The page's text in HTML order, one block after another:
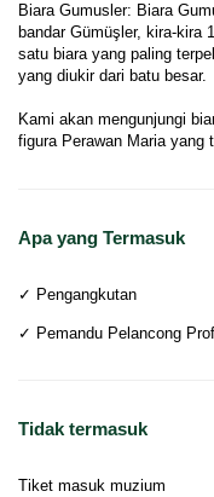
Biara Gumusler: Biara
bandar Gümüşler, kira-kira
satu biara yang paling
yang diukir dari batu besar.
Kami akan mengunjungi
figura Perawan Maria yang
Apa yang Termasuk
✓ Pengangkutan
✓ Pemandu Pelancong
Tidak termasuk
Tiket masuk muzium